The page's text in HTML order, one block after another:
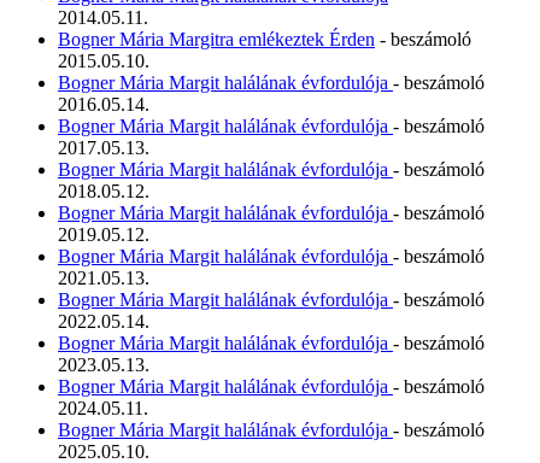
2014.05.11.
Bogner Mária Margitra emlékeztek Érden - beszámoló
2015.05.10.
Bogner Mária Margit halálának évfordulója - beszámoló
2016.05.14.
Bogner Mária Margit halálának évfordulója - beszámoló
2017.05.13.
Bogner Mária Margit halálának évfordulója - beszámoló
2018.05.12.
Bogner Mária Margit halálának évfordulója - beszámoló
2019.05.12.
Bogner Mária Margit halálának évfordulója - beszámoló
2021.05.13.
Bogner Mária Margit halálának évfordulója - beszámoló
2022.05.14.
Bogner Mária Margit halálának évfordulója - beszámoló
2023.05.13.
Bogner Mária Margit halálának évfordulója - beszámoló
2024.05.11.
Bogner Mária Margit halálának évfordulója - beszámoló
2025.05.10.